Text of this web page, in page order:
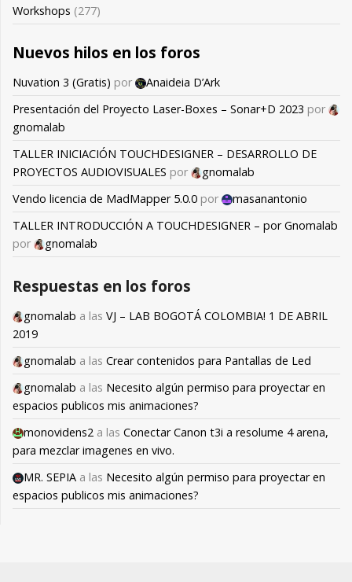
Workshops (277)
Nuevos hilos en los foros
Nuvation 3 (Gratis) por
Anaideia D’Ark
Presentación del Proyecto Laser-Boxes – Sonar+D 2023 por
gnomalab
TALLER INICIACIÓN TOUCHDESIGNER – DESARROLLO DE
PROYECTOS AUDIOVISUALES por
gnomalab
Vendo licencia de MadMapper 5.0.0 por
masanantonio
TALLER INTRODUCCIÓN A TOUCHDESIGNER – por Gnomalab
por
gnomalab
Respuestas en los foros
gnomalab a las VJ – LAB BOGOTÁ COLOMBIA! 1 DE ABRIL
2019
gnomalab a las Crear contenidos para Pantallas de Led
gnomalab a las Necesito algún permiso para proyectar en
espacios publicos mis animaciones?
monovidens2 a las Conectar Canon t3i a resolume 4 arena,
para mezclar imagenes en vivo.
MR. SEPIA a las Necesito algún permiso para proyectar en
espacios publicos mis animaciones?